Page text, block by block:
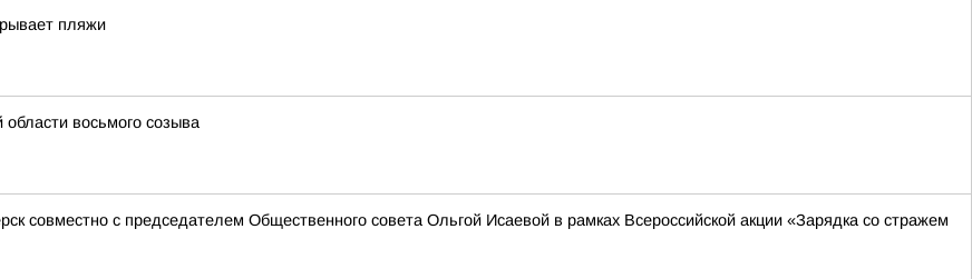
пляжи
восьмого созыва
совместно с председателем Общественного совета Ольгой Исаевой в рамках Всероссийской акции «Зарядка со стражем